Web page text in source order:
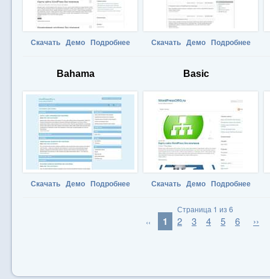
Скачать Демо Подробнее Скачать Демо Подробнее
Bahama
Скачать Демо Подробнее
Basic
Скачать Демо Подробнее
Страница 1 из 6
‹‹
1 2 3 4 5 6 ››